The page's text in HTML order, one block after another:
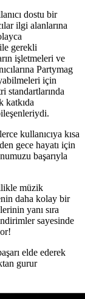
dostu bir
ilgi alanlarına
gerekli
işletmeleri ve
Partymag
için
standartlarında
katkıda
kullanıcıya kısa
gece hayatı için
başarıyla
müzik
daha kolay bir
yanı sıra
sayesinde
elde ederek
gurur